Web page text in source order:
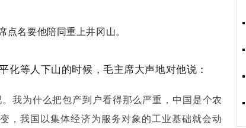
名要他陪同重上井冈山。
等人下山的时候，毛主席大声地对他说：
我为什么把包产到户看得那么严重，中国是个农
，我国以集体经济为服务对象的工业基础就会动